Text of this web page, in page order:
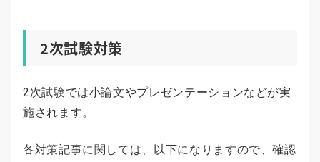
2次試験対策
2次試験では小論文やプレゼンテーションなどが実
施されます。
各対策記事に関しては、以下になりますので、確認